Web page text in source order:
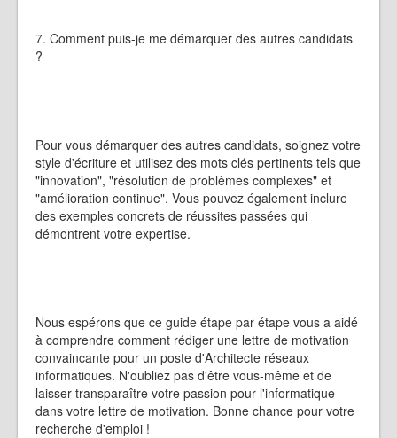
7. Comment puis-je me démarquer des autres candidats
?
Pour vous démarquer des autres candidats, soignez votre
style d'écriture et utilisez des mots clés pertinents tels que
"innovation", "résolution de problèmes complexes" et
"amélioration continue". Vous pouvez également inclure
des exemples concrets de réussites passées qui
démontrent votre expertise.
Nous espérons que ce guide étape par étape vous a aidé
à comprendre comment rédiger une lettre de motivation
convaincante pour un poste d'Architecte réseaux
informatiques. N'oubliez pas d'être vous-même et de
laisser transparaître votre passion pour l'informatique
dans votre lettre de motivation. Bonne chance pour votre
recherche d'emploi !